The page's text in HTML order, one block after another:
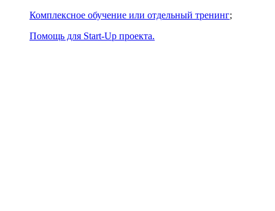
Комплексное обучение или отдельный тренинг;
Помощь для Start-Up проекта.